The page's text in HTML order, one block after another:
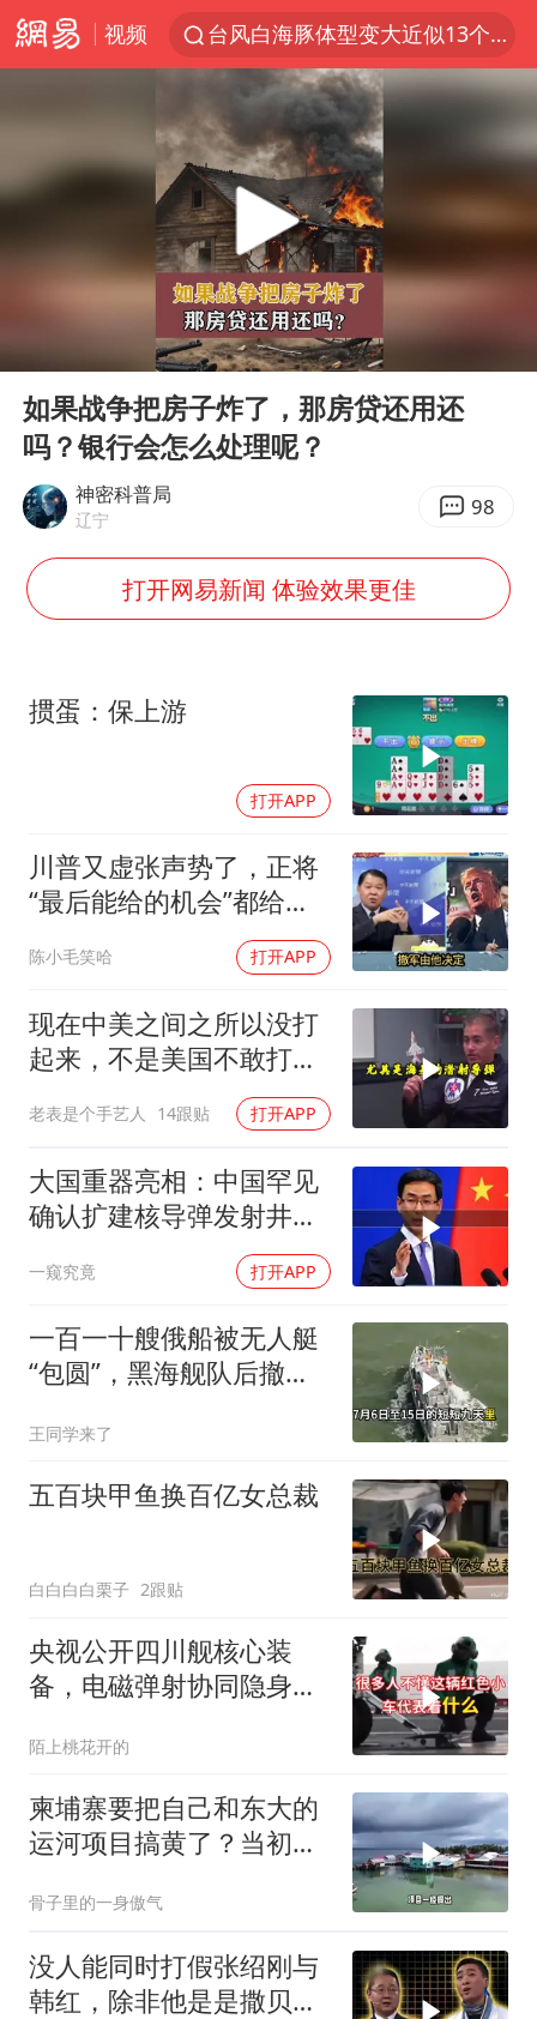
视频
台风白海豚体型变大近似13个浙江面积
以军空袭黎南部真主党
Meta被判支付5.67亿美元
“空调24小时开着更省电”不实
公司“上四休三”但要降薪1000元
段绚竞因公牺牲 年仅44岁
中方：应维护南苏丹国家稳定
服务实体经济 财政金融打出组合拳
奋进开新局 实干挑大梁
Play
00:25
如果战争把房子炸了，那房贷还用还
吗？银行会怎么处理呢？
神密科普局
辽宁 98
打开网易新闻 体验效果更佳
掼蛋：保上游
打开APP
川普又虚张声势了，正将
“最后能给的机会”都给伊
陈小毛笑哈 打开APP
现在中美之间之所以没打
起来，不是美国不敢打或
老表是个手艺人 14跟贴 打开APP
大国重器亮相：中国罕见
确认扩建核导弹发射井铸
一窥究竟 打开APP
一百一十艘俄船被无人艇
“包圆”，黑海舰队后撤数
王同学来了
五百块甲鱼换百亿女总裁
白白白白栗子 2跟贴
央视公开四川舰核心装
备，电磁弹射协同隐身无
陌上桃花开的
柬埔寨要把自己和东大的
运河项目搞黄了？当初可
骨子里的一身傲气
没人能同时打假张绍刚与
韩红，除非他是是撒贝